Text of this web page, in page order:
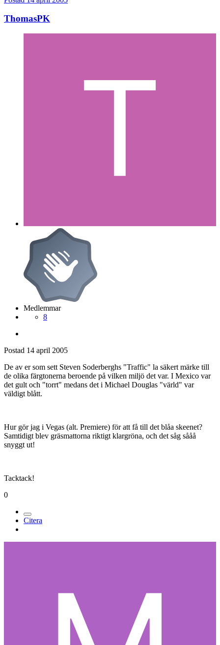
ThomasPK
Medlemmar
8
Postad 14 april 2005
De av er som sett Steven Soderberghs "Traffic" la säkert märke till
de olika färgtonerna beroende på vilken miljö det var. I Mexico var
det gult och "torrt" medans det i Michael Douglas "värld" var
väldigt blått.
Hur gör jag i Vegas (alt. Premiere) för att få till det blåa skeenet?
Samtidigt blev gräsmattorna riktigt klargröna, och det såg sååå
snyggt ut!
Tacktack!
0
Citera